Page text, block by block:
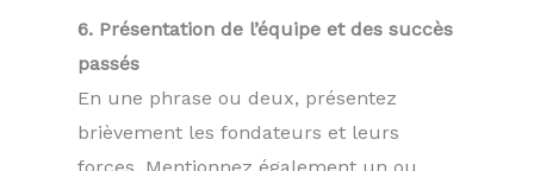
6. Présentation de l’équipe et des succès
passés
En une phrase ou deux, présentez
brièvement les fondateurs et leurs